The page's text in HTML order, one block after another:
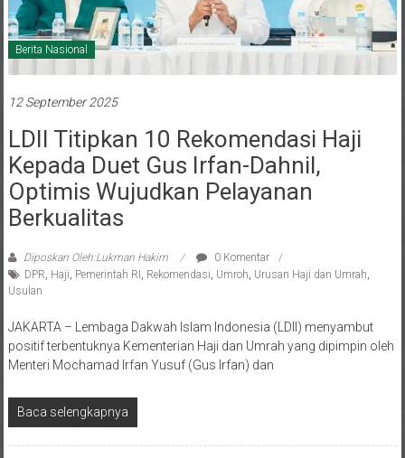
Berita Nasional
Kepada Duet Gus Irfan-Dahnil,
Optimis Wujudkan Pelayanan
Berkualitas
DPR,Haji ,Pemerintah RI,Rekomendasi ,Umroh,Urusan Haji dan Umrah
Usulan
positif terbentuknya Kementerian Haji dan Umrah yang dipimpin oleh
Menteri Mochamad Irfan Yusuf (Gus Irfan) dan